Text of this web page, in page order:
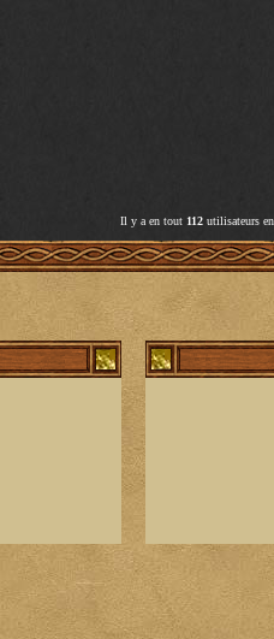
Il y a en tout 112 utilisateurs